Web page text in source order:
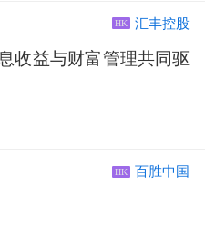
HK 汇丰控股
收益与财富管理共同驱
HK 百胜中国